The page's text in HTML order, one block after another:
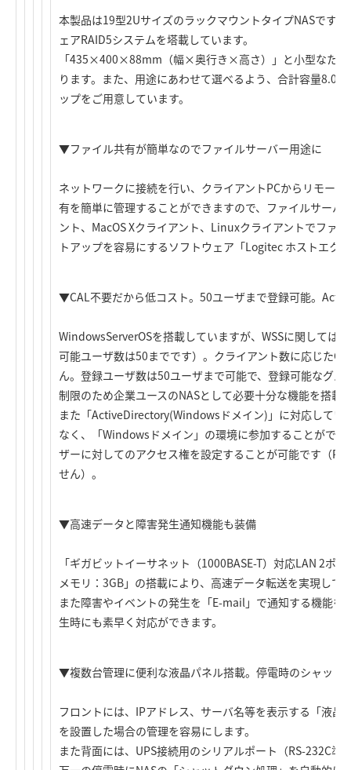
本製品は19型2UサイズのラックマウントタイプNASです
ェアRAID5システムを塔載しています。
「435×400×88mm（幅×奥行き×高さ）」と小型なため
ります。また、用途にあわせて選べるよう、合計容量
ップをご用意しています。
▼ファイル共有が簡単なのでファイルサーバー用途に
ネットワークに接続を行い、クライアントPCからリモー
有を簡単に管理することができますので、ファイルサー
ント、MacOS Xクライアント、Linuxクライアントでファ
トアップを容易にするソフトウェア「Logitec ホストエク
▼CAL不要だから低コスト。50ユーザまで登録可能。
WindowsServerOSを搭載していますが、WSSに関しては
可能ユーザ数は50までです）。クライアント数に応じた
ん。登録ユーザ数は50ユーザまで可能で、登録可能なグ
制限のため企業ユースのNASとして必要十分な機能を搭載
また「ActiveDirectory(Windowsドメイン)」に対応してい
なく、「Windowsドメイン」の環境に参加することがで
ザーに対してのアクセス権を設定することが可能です（
せん）。
▼高速データと障害発生通知機能も装備
「ギガビットイーサネット（1000BASE-T）対応LAN 2ポ
メモリ：3GB」の搭載により、高速データ転送を実現して
また障害やイベントの発生を「E-mail」で通知する機能を
生時にも素早く対応ができます。
▼複数台管理に便利な液晶パネル搭載。停電時のシャット
フロントには、IPアドレス、サーバ名等を表示する「液晶
を設置した場合の管理を容易にします。
また背面には、UPS接続用のシリアルポート（RS-232C準